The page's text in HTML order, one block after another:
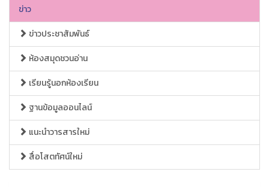
ข่าว
ข่าวประชาสัมพันธ์
ห้องสมุดชวนอ่าน
เรียนรู้นอกห้องเรียน
ฐานข้อมูลออนไลน์
แนะนำวารสารใหม่
สื่อโสตทัศน์ใหม่